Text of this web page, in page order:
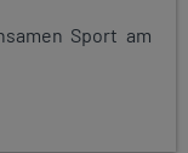
Sport am